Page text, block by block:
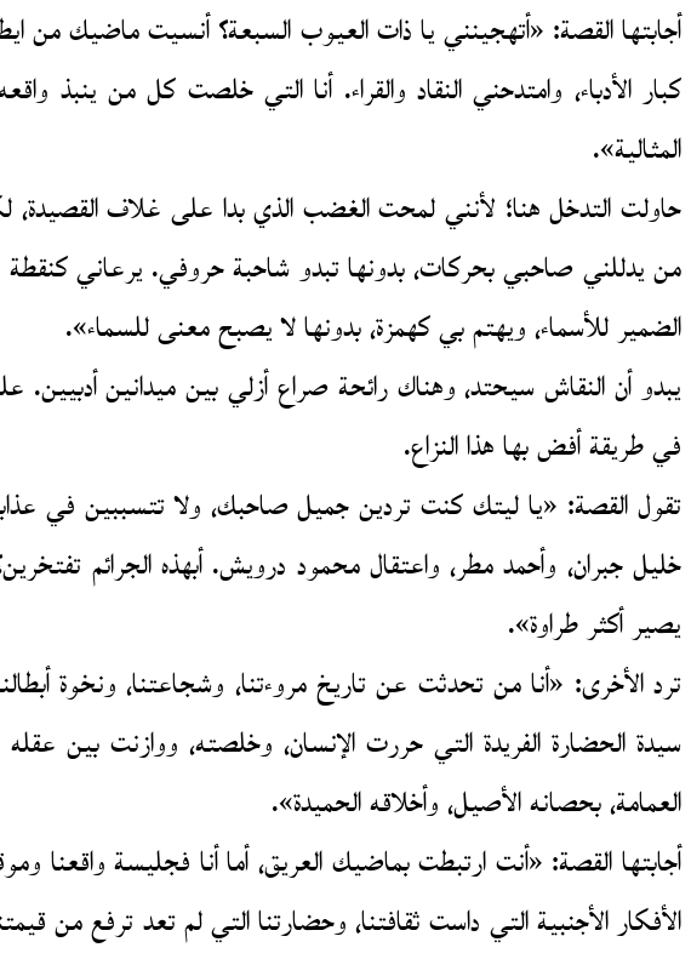
أجابتها القصة: «أتهجينني يا ذات العيوب السبعة؟ أنسيت ماضيك من
كبار الأدباء، وامتدحني النقاد والقراء. أنا التي خلصت كل من
المثالية».
حاولت التدخل هنا؛ لأنني لمحت الغضب الذي بدا على غلاف القصيدة،
من يدللني صاحبي بحركات، بدونها تبدو شاحبة حروفي. يرعاني
الضمير للأسماء، ويهتم بي كهمزة، بدونها لا يصبح معنى للسماء».
يبدو أن النقاش سيحتد، وهناك رائحة صراع أزلي بين ميدانين
في طريقة أفض بها هذا النزاع.
تقول القصة: «يا ليتك كنت تردين جميل صاحبك، ولا تتسببين في
خليل جبران، وأحمد مطر، واعتقال محمود درويش. أبهذه الجرائم
يصير أكثر طراوة».
ترد الأخرى: «أنا من تحدثت عن تاريخ مروءتنا، وشجاعتنا، ونخوة
سيدة الحضارة الفريدة التي حررت الإنسان، وخلصته، ووازنت بين
العمامة، بحصانه الأصيل، وأخلاقه الحميدة».
أجابتها القصة: «أنت ارتبطت بماضيك العريق، أما أنا فجليسة واقعنا
الأفكار الأجنبية التي داست ثقافتنا، وحضارتنا التي لم تعد ترفع من